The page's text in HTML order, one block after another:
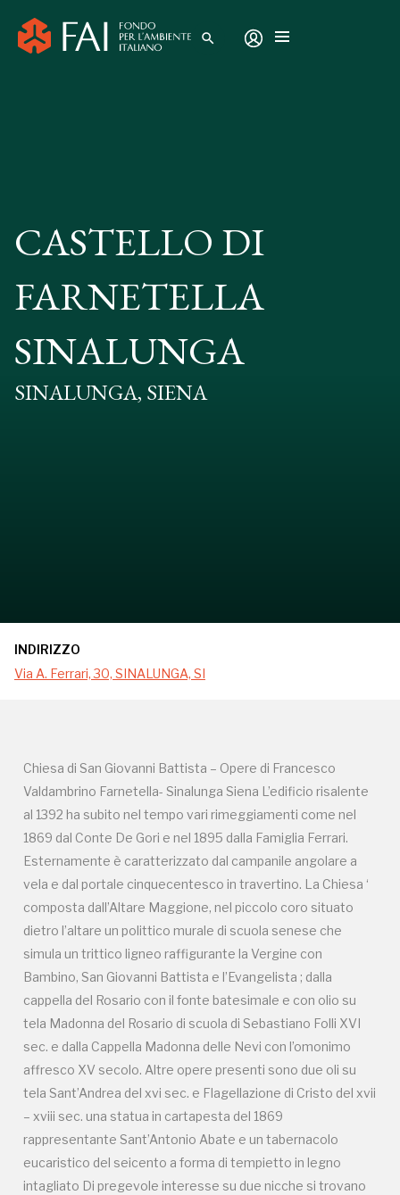
search
CASTELLO DI
FARNETELLA
SINALUNGA
SINALUNGA, SIENA
INDIRIZZO
Via A. Ferrari, 30, SINALUNGA, SI
Chiesa di San Giovanni Battista – Opere di Francesco
Valdambrino Farnetella- Sinalunga Siena L’edificio risalente
al 1392 ha subito nel tempo vari rimeggiamenti come nel
1869 dal Conte De Gori e nel 1895 dalla Famiglia Ferrari.
Esternamente è caratterizzato dal campanile angolare a
vela e dal portale cinquecentesco in travertino. La Chiesa ‘
composta dall’Altare Maggione, nel piccolo coro situato
dietro l’altare un polittico murale di scuola senese che
simula un trittico ligneo raffigurante la Vergine con
Bambino, San Giovanni Battista e l’Evangelista ; dalla
cappella del Rosario con il fonte batesimale e con olio su
tela Madonna del Rosario di scuola di Sebastiano Folli XVI
sec. e dalla Cappella Madonna delle Nevi con l’omonimo
affresco XV secolo. Altre opere presenti sono due oli su
tela Sant’Andrea del xvi sec. e Flagellazione di Cristo del xvii
– xviii sec. una statua in cartapesta del 1869
rappresentante Sant’Antonio Abate e un tabernacolo
eucaristico del seicento a forma di tempietto in legno
intagliato Di pregevole interesse su due nicche si trovano